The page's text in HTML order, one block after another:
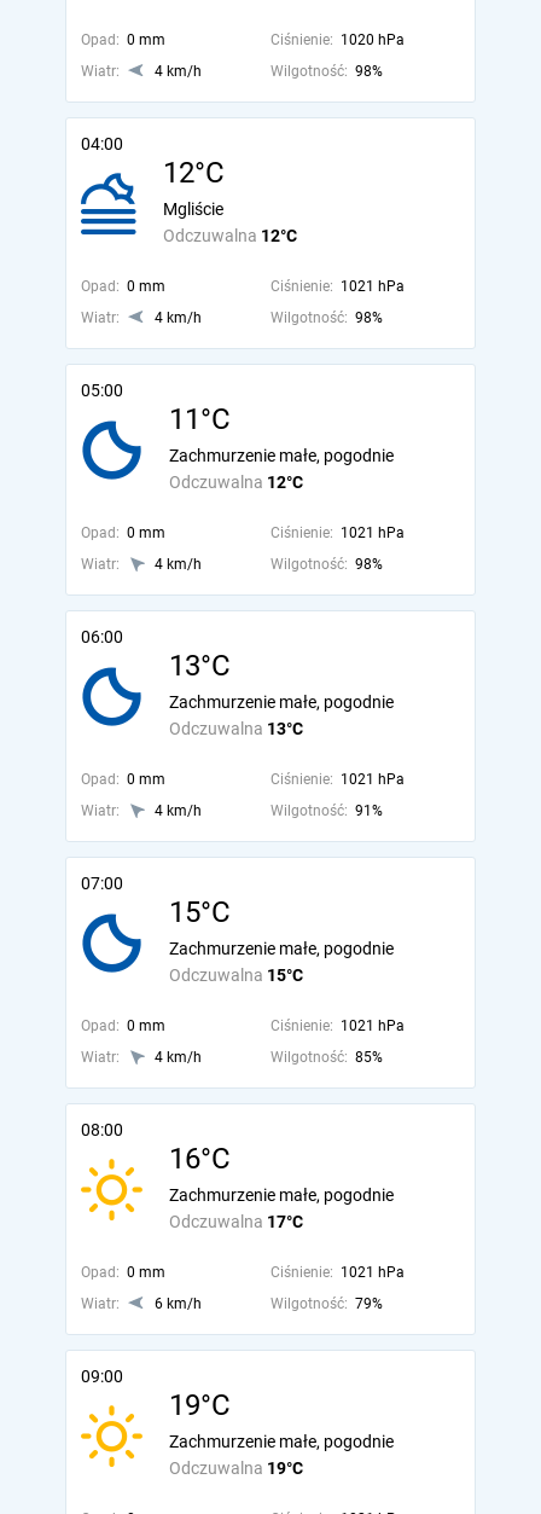
Opad: 0 mm Ciśnienie: 1020 hPa
Wiatr:
4 km/h Wilgotność: 98%
04:00
12°C
Odczuwalna 12°C
Mgliście
Opad: 0 mm Ciśnienie: 1021 hPa
Wiatr:
4 km/h Wilgotność: 98%
05:00
11°C
Odczuwalna 12°C
Zachmurzenie małe, pogodnie
Opad: 0 mm Ciśnienie: 1021 hPa
Wiatr:
4 km/h Wilgotność: 98%
06:00
13°C
Odczuwalna 13°C
Zachmurzenie małe, pogodnie
Opad: 0 mm Ciśnienie: 1021 hPa
Wiatr:
4 km/h Wilgotność: 91%
07:00
15°C
Odczuwalna 15°C
Zachmurzenie małe, pogodnie
Opad: 0 mm Ciśnienie: 1021 hPa
Wiatr:
4 km/h Wilgotność: 85%
08:00
16°C
Odczuwalna 17°C
Zachmurzenie małe, pogodnie
Opad: 0 mm Ciśnienie: 1021 hPa
Wiatr:
6 km/h Wilgotność: 79%
09:00
19°C
Odczuwalna 19°C
Zachmurzenie małe, pogodnie